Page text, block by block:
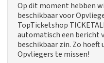
Op dit moment hebben
beschikbaar voor
TopTicketshop
automatisch een bericht
beschikbaar zin. Zo hoeft
Opvliegers te missen!